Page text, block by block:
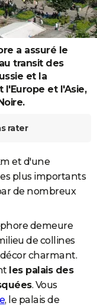
a assuré le
transit des
et la
l'Europe et l'Asie,
rater
et d'une
plus importants
de nombreux
demeure
de collines
charmant.
les palais des
. Vous
, le palais de